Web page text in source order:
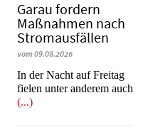
Garau fordern
Maßnahmen nach
Stromausfällen
vom 09.08.2026
In der Nacht auf Freitag
fielen unter anderem auch
(...)